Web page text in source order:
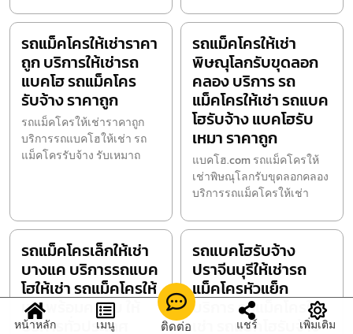
รถแม็คโครให้เช่าราคา
ถูก บริการให้เช่ารถ
แบคโฮ รถแม็คโคร
รับจ้าง ราคาถูก
รถแม็คโครให้เช่าราคาถูก
บริการรถแบคโฮให้เช่า รถ
แม็คโครรับจ้าง รับเหมาถ
รถแม็คโครให้เช่า
พิษณุโลกรับขุดลอก
คลอง บริการ รถ
แม็คโครให้เช่า รถแบค
โฮรับจ้าง แบคโฮรับ
เหมา ราคาถูก
แบคโฮ.com รถแม็คโครให้
เช่าพิษณุโลกรับขุดลอกคลอง
บริการรถแม็คโครให้เช่า
รถแม็คโครเล็กให้เช่า
บางแค บริการรถแบค
โฮให้เช่า รถแม็คโครให้
เช่า พร้อมคนขับ ให้
บริการทั่วประเทศ
รถแบคโฮรับจ้าง
ปราจีนบุรีให้เช่ารถ
แม็คโครหัวแย็ก
บริการ รถแม็คโครให้
เช่า รถแบคโฮรับจ้าง
หน้าหลัก เมนู ติดต่อ แชร์ เพิ่มเติม